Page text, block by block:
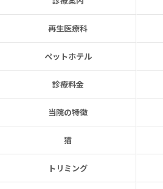
再生医療科
ペットホテル
診療料金
当院の特徴
猫
トリミング